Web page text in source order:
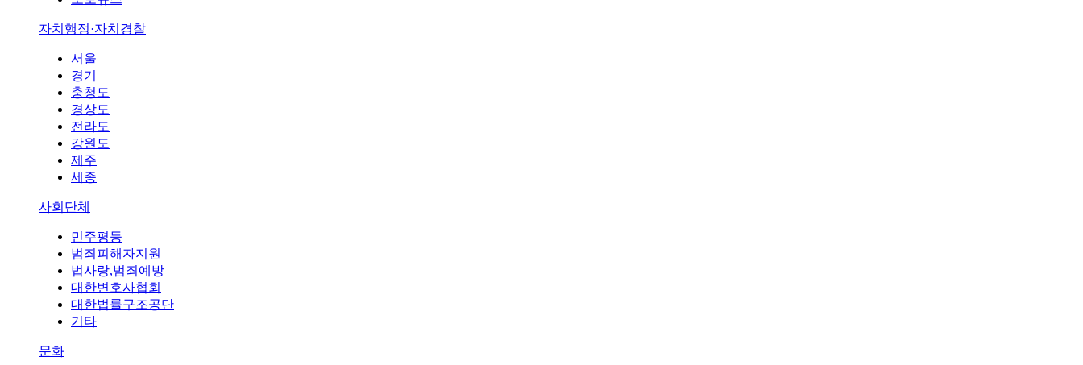
자치행정·자치경찰
서울
경기
충청도
경상도
전라도
강원도
제주
세종
사회단체
민주평등
범죄피해자지원
법사랑,범죄예방
대한변호사협회
대한법률구조공단
기타
문화